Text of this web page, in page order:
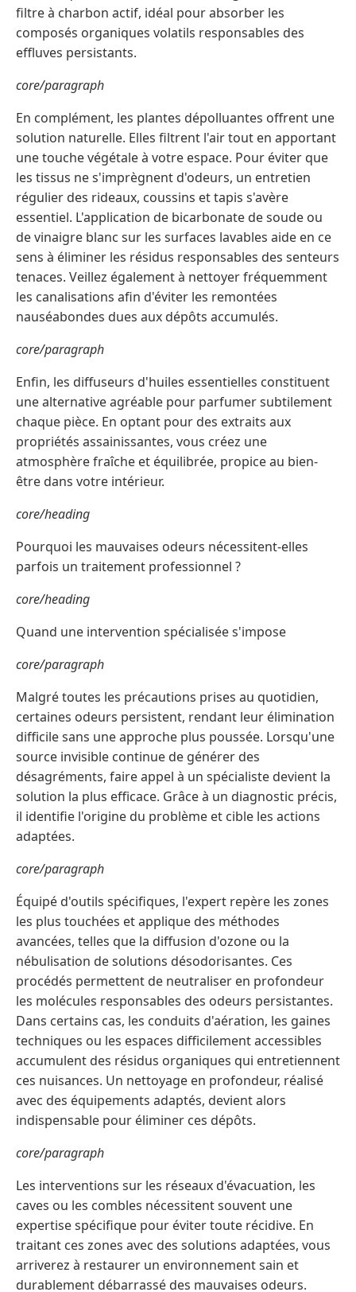
filtre à charbon actif, idéal pour absorber les
composés organiques volatils responsables des
effluves persistants.
core/paragraph
En complément, les plantes dépolluantes offrent une
solution naturelle. Elles filtrent l'air tout en apportant
une touche végétale à votre espace. Pour éviter que
les tissus ne s'imprègnent d'odeurs, un entretien
régulier des rideaux, coussins et tapis s'avère
essentiel. L'application de bicarbonate de soude ou
de vinaigre blanc sur les surfaces lavables aide en ce
sens à éliminer les résidus responsables des senteurs
tenaces. Veillez également à nettoyer fréquemment
les canalisations afin d'éviter les remontées
nauséabondes dues aux dépôts accumulés.
core/paragraph
Enfin, les diffuseurs d'huiles essentielles constituent
une alternative agréable pour parfumer subtilement
chaque pièce. En optant pour des extraits aux
propriétés assainissantes, vous créez une
atmosphère fraîche et équilibrée, propice au bien-
être dans votre intérieur.
core/heading
Pourquoi les mauvaises odeurs nécessitent-elles
parfois un traitement professionnel ?
core/heading
Quand une intervention spécialisée s'impose
core/paragraph
Malgré toutes les précautions prises au quotidien,
certaines odeurs persistent, rendant leur élimination
difficile sans une approche plus poussée. Lorsqu'une
source invisible continue de générer des
désagréments, faire appel à un spécialiste devient la
solution la plus efficace. Grâce à un diagnostic précis,
il identifie l'origine du problème et cible les actions
adaptées.
core/paragraph
Équipé d'outils spécifiques, l'expert repère les zones
les plus touchées et applique des méthodes
avancées, telles que la diffusion d'ozone ou la
nébulisation de solutions désodorisantes. Ces
procédés permettent de neutraliser en profondeur
les molécules responsables des odeurs persistantes.
Dans certains cas, les conduits d'aération, les gaines
techniques ou les espaces difficilement accessibles
accumulent des résidus organiques qui entretiennent
ces nuisances. Un nettoyage en profondeur, réalisé
avec des équipements adaptés, devient alors
indispensable pour éliminer ces dépôts.
core/paragraph
Les interventions sur les réseaux d'évacuation, les
caves ou les combles nécessitent souvent une
expertise spécifique pour éviter toute récidive. En
traitant ces zones avec des solutions adaptées, vous
arriverez à restaurer un environnement sain et
durablement débarrassé des mauvaises odeurs.